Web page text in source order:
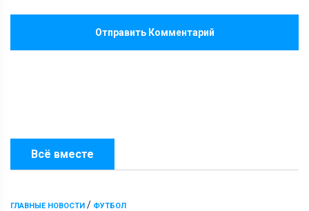
Всё вместе
ГЛАВНЫЕ НОВОСТИ / ФУТБОЛ
Отправить Комментарий